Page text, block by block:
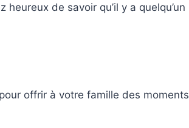
de savoir qu’il y a quelqu’un
offrir à votre famille des moments